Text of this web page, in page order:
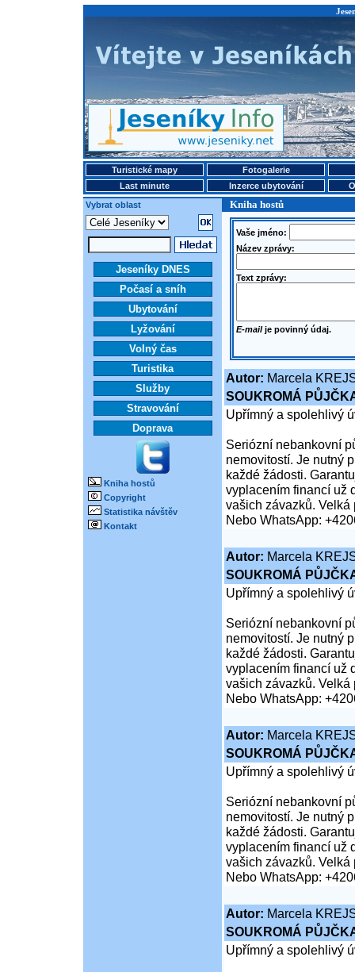
Turistické mapy
Fotogalerie
Last minute
Inzerce ubytování
Vybrat oblast
Kniha hostů
Jeseníky DNES
Počasí a sníh
Ubytování
Lyžování
Volný čas
Turistika
Služby
Stravování
Doprava
Kniha hostů
Copyright
Statistika návštěv
Kontakt
Vaše jméno:
Název zprávy:
Text zprávy:
E-mailje povinný údaj.
Autor: Marcela
SOUKROMÁ
Upřímný a spolehlivý
Seriózní nebankovní
nemovitostí. Je nutný
každé žádosti.
vyplacením financí už
vašich závazků. Velká
Nebo WhatsApp:
Autor: Marcela
SOUKROMÁ
Upřímný a spolehlivý
Seriózní nebankovní
nemovitostí. Je nutný
každé žádosti.
vyplacením financí už
vašich závazků. Velká
Nebo WhatsApp:
Autor: Marcela
SOUKROMÁ
Upřímný a spolehlivý
Seriózní nebankovní
nemovitostí. Je nutný
každé žádosti.
vyplacením financí už
vašich závazků. Velká
Nebo WhatsApp:
Autor: Marcela
SOUKROMÁ
Upřímný a spolehlivý